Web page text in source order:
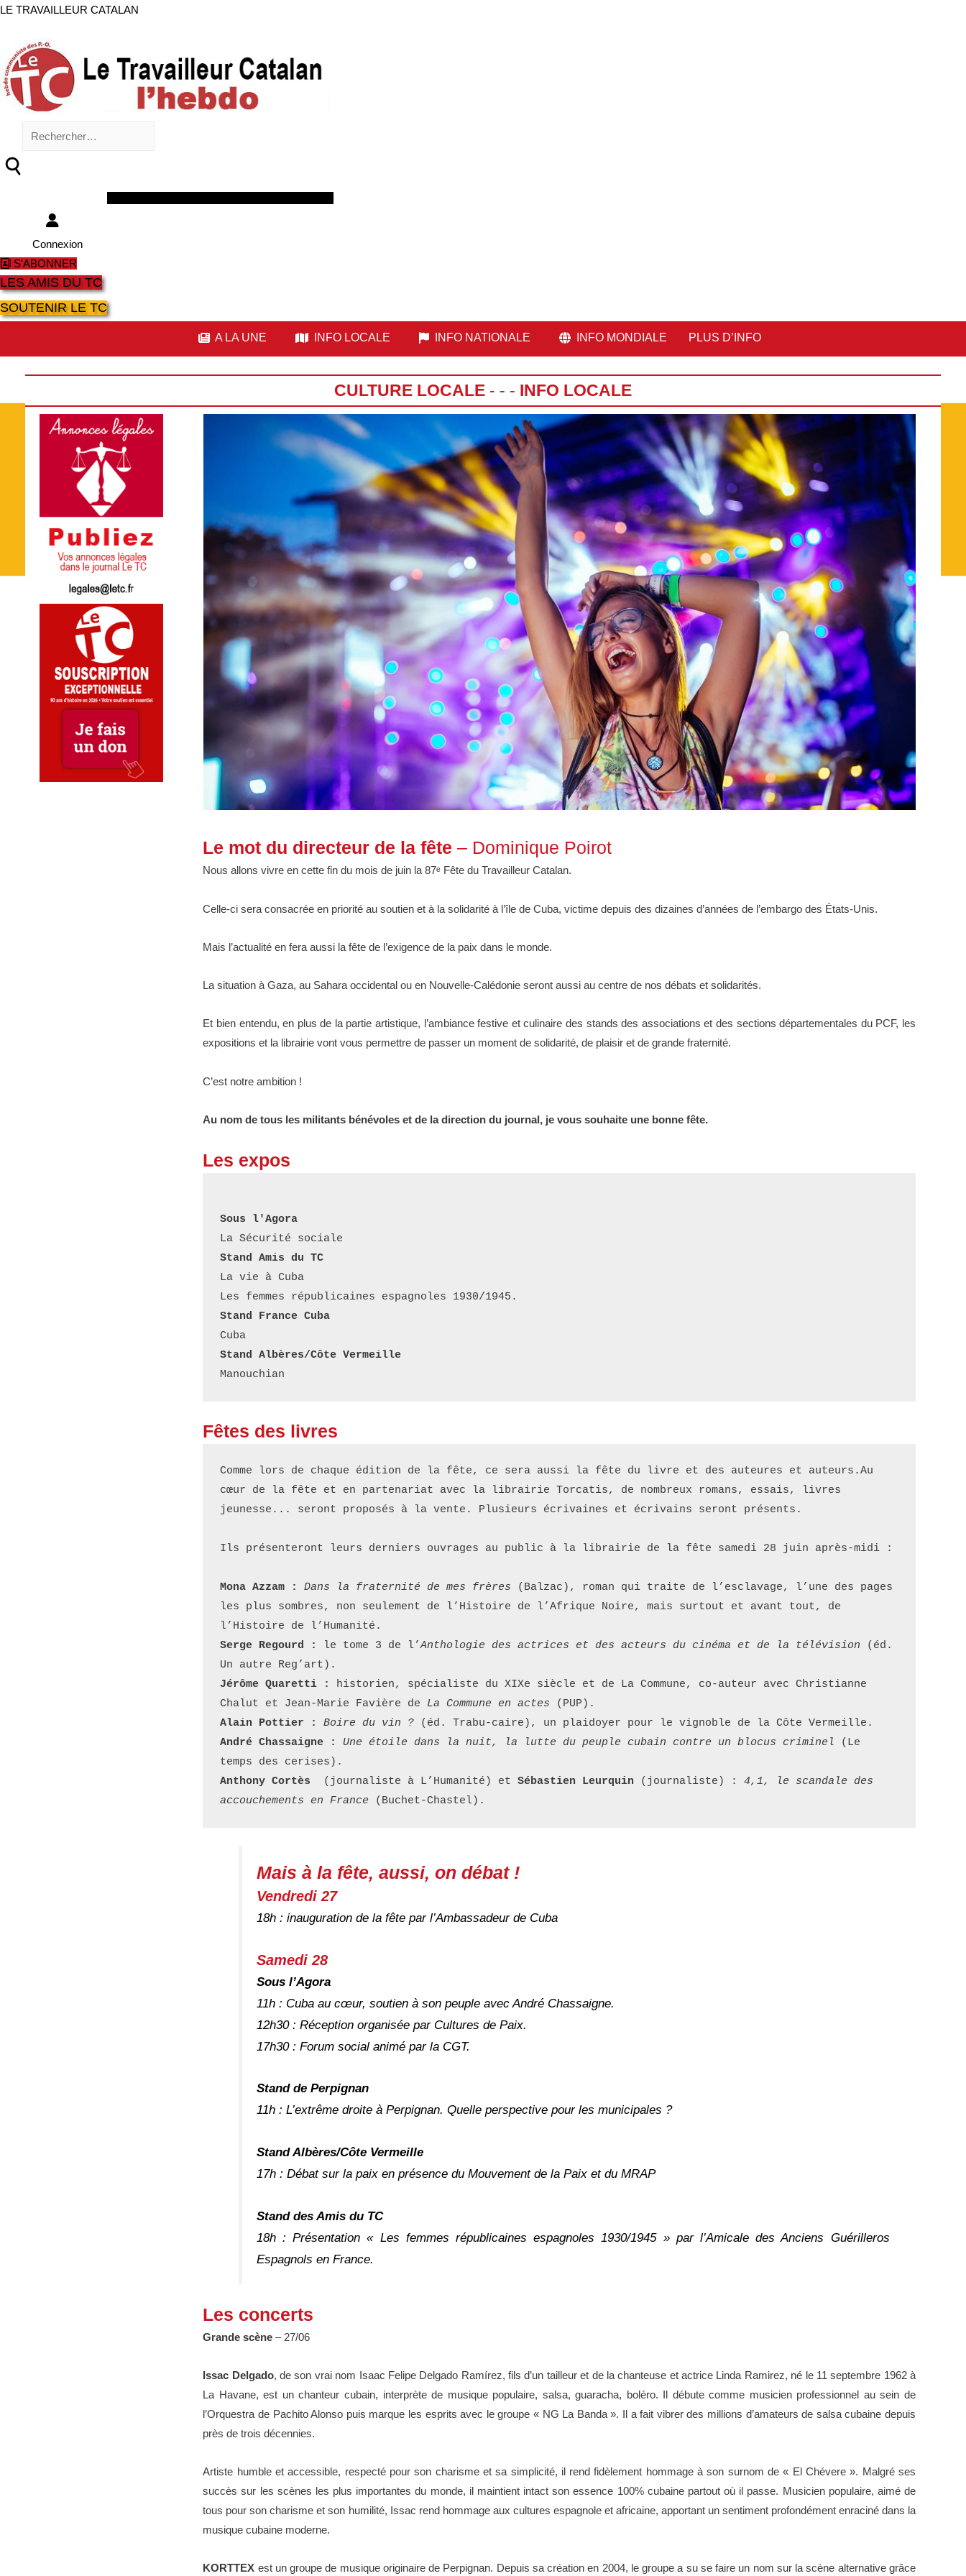
LE TRAVAILLEUR CATALAN
Rechercher :
Connexion
S'ABONNER
LES AMIS DU TC
SOUTENIR LE TC
A LA UNE INFO LOCALE INFO NATIONALE INFO MONDIALE PLUS D’INFO
CULTURE LOCALE - - - INFO LOCALE
Le mot du directeur de la fête – Dominique Poirot
Nous allons vivre en cette fin du mois de juin la 87ᵉ Fête du Travailleur Catalan.
Celle-ci sera consacrée en priorité au soutien et à la solidarité à l’île de Cuba, victime depuis des dizaines d’années de l’embargo des États-Unis.
Mais l’actualité en fera aussi la fête de l’exigence de la paix dans le monde.
La situation à Gaza, au Sahara occidental ou en Nouvelle-Calédonie seront aussi au centre de nos débats et solidarités.
Et bien entendu, en plus de la partie artistique, l’ambiance festive et culinaire des stands des associations et des sections départementales du PCF, les
expositions et la librairie vont vous permettre de passer un moment de solidarité, de plaisir et de grande fraternité.
C’est notre ambition !
Au nom de tous les militants bénévoles et de la direction du journal, je vous souhaite une bonne fête.
Les expos
Sous l'Agora
La Sécurité sociale
Stand Amis du TC
La vie à Cuba
Les femmes républicaines espagnoles 1930/1945.
Stand France Cuba
Cuba
Stand Albères/Côte Vermeille
Manouchian
Fêtes des livres
Comme lors de chaque édition de la fête, ce sera aussi la fête du livre et des auteures et auteurs.Au
cœur de la fête et en partenariat avec la librairie Torcatis, de nombreux romans, essais, livres
jeunesse... seront proposés à la vente. Plusieurs écrivaines et écrivains seront présents.
Ils présenteront leurs derniers ouvrages au public à la librairie de la fête samedi 28 juin après-midi :
Mona Azzam : Dans la fraternité de mes frères (Balzac), roman qui traite de l’esclavage, l’une des pages
les plus sombres, non seulement de l’Histoire de l’Afrique Noire, mais surtout et avant tout, de
l’Histoire de l’Humanité.
Serge Regourd :
le tome 3 de l’Anthologie des actrices et des acteurs du cinéma et de la télévision (éd.
Un autre Reg’art).
Jérôme Quaretti :
historien, spécialiste du XIXe siècle et de La Commune, co-auteur avec Christianne
Chalut et Jean-Marie Favière de La Commune en actes (PUP).
Alain Pottier :
Boire du vin ? (éd. Trabu-caire), un plaidoyer pour le vignoble de la Côte Vermeille.
André Chassaigne : Une étoile dans la nuit, la lutte du peuple cubain contre un blocus criminel (Le
temps des cerises).
Anthony Cortès
  (journaliste à L’Humanité) et
Sébastien Leurquin (journaliste) : 4,1, le scandale des
accouchements en France (Buchet-Chastel).
Mais à la fête, aussi, on débat !
Vendredi 27
18h : inauguration de la fête par l’Ambassadeur de Cuba
Samedi 28
Sous l’Agora
11h : Cuba au cœur, soutien à son peuple avec André Chassaigne.
12h30 : Réception organisée par Cultures de Paix.
17h30 : Forum social animé par la CGT.
Stand de Perpignan
11h : L’extrême droite à Perpignan. Quelle perspective pour les municipales ?
Stand Albères/Côte Vermeille
17h : Débat sur la paix en présence du Mouvement de la Paix et du MRAP
Stand des Amis du TC
18h : Présentation « Les femmes républicaines espagnoles 1930/1945 » par l’Amicale des Anciens Guérilleros
Espagnols en France.
Les concerts
Grande scène – 27/06
Issac Delgado, de son vrai nom Isaac Felipe Delgado Ramírez, fils d’un tailleur et de la chanteuse et actrice Linda Ramirez, né le 11 septembre 1962 à
La Havane, est un chanteur cubain, interprète de musique populaire, salsa, guaracha, boléro. Il débute comme musicien professionnel au sein de
l’Orquestra de Pachito Alonso puis marque les esprits avec le groupe « NG La Banda ». Il a fait vibrer des millions d’amateurs de salsa cubaine depuis
près de trois décennies.
Artiste humble et accessible, respecté pour son charisme et sa simplicité, il rend fidèlement hommage à son surnom de « El Chévere ». Malgré ses
succès sur les scènes les plus importantes du monde, il maintient intact son essence 100% cubaine partout où il passe. Musicien populaire, aimé de
tous pour son charisme et son humilité, Issac rend hommage aux cultures espagnole et africaine, apportant un sentiment profondément enraciné dans la
musique cubaine moderne.
KORTTEX est un groupe de musique originaire de Perpignan. Depuis sa création en 2004, le groupe a su se faire un nom sur la scène alternative grâce